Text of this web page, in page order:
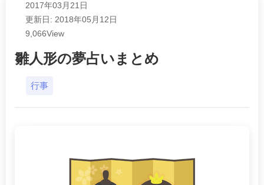
2017年03月21日
更新日: 2018年05月12日
9,066View
雛人形の夢占いまとめ
行事